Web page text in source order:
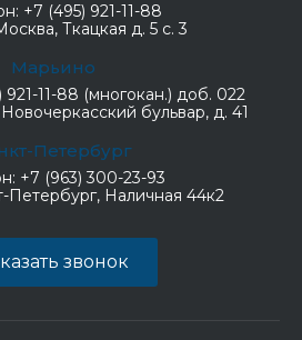
+7 (495) 921-11-88
Ткацкая д. 5 с. 3
Марьино
921-11-88 (многокан.) доб. 022
бульвар, д. 41
Петербург
+7 (963) 300-23-93
Петербург, Наличная 44к2
звонок